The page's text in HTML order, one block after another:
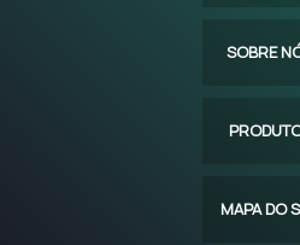
SOBRE
MAPA DO